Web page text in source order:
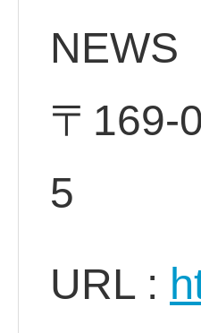
NEWS
〒169-
5
URL :